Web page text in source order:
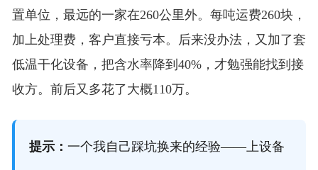
置单位，最远的一家在260公里外。每吨运费260块，
加上处理费，客户直接亏本。后来没办法，又加了套
低温干化设备，把含水率降到40%，才勉强能找到接
收方。前后又多花了大概110万。
提示： 一个我自己踩坑换来的经验——上设备